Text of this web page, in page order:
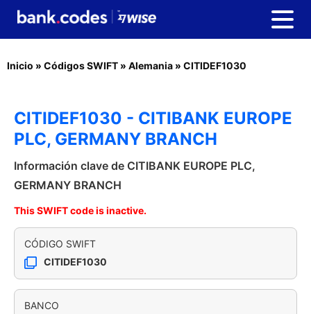
Inicio » Códigos SWIFT » Alemania » CITIDEF1030
CITIDEF1030 - CITIBANK EUROPE
PLC, GERMANY BRANCH
Información clave de CITIBANK EUROPE PLC,
GERMANY BRANCH
This SWIFT code is inactive.
CÓDIGO SWIFT
CITIDEF1030
BANCO